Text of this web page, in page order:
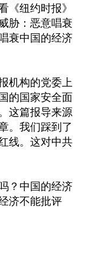
《纽约时报》
胁：恶意唱衰
衰中国的经济
机构的党委上
的国家安全面
这篇报导来源
。我们踩到了
线。这对中共
？中国的经济
济不能批评